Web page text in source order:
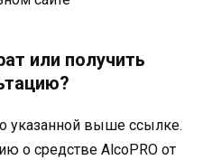
или получить
указанной выше ссылке.
о средстве AlcoPRO от